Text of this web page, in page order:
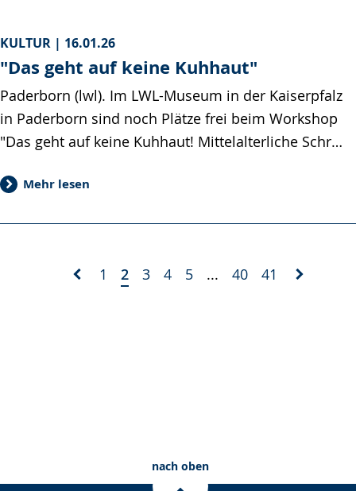
KULTUR | 16.01.26
"Das geht auf keine Kuhhaut"
Paderborn (lwl). Im LWL-Museum in der Kaiserpfalz
in Paderborn sind noch Plätze frei beim Workshop
"Das geht auf keine Kuhhaut! Mittelalterliche Schr…
Mehr lesen
1 2 3 4 5 ... 40 41
nach oben